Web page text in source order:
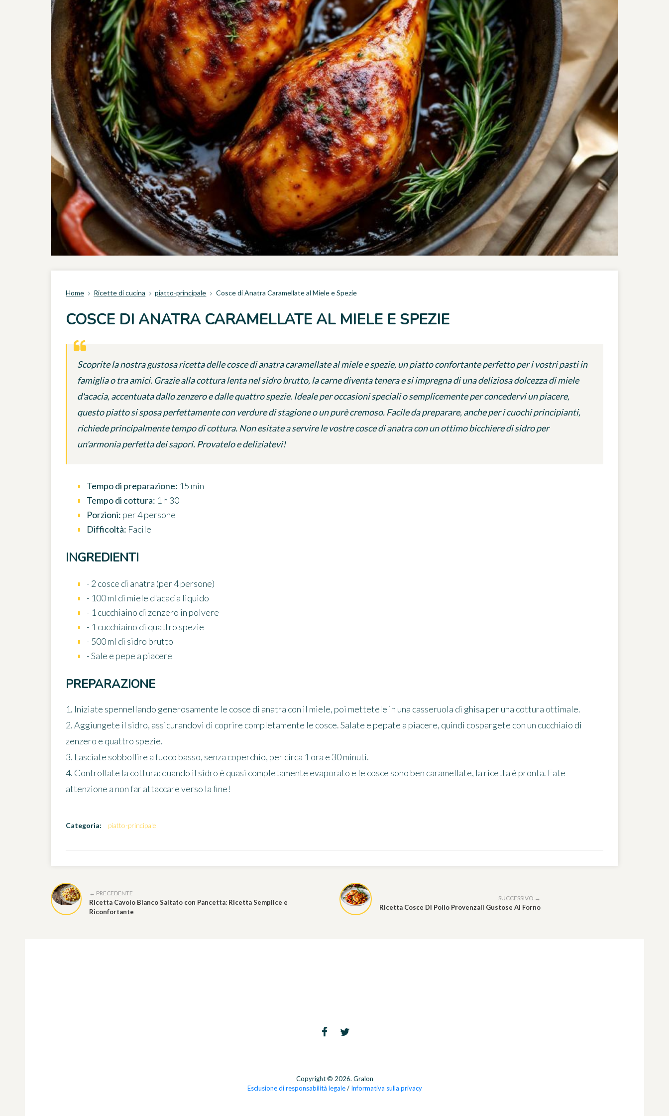
Home Ricette di cucina piatto-principale Cosce di Anatra Caramellate al Miele e Spezie
COSCE DI ANATRA CARAMELLATE AL MIELE E SPEZIE
Scoprite la nostra gustosa ricetta delle cosce di anatra caramellate al miele e spezie, un piatto confortante perfetto per i vostri pasti in
famiglia o tra amici. Grazie alla cottura lenta nel sidro brutto, la carne diventa tenera e si impregna di una deliziosa dolcezza di miele
d'acacia, accentuata dallo zenzero e dalle quattro spezie. Ideale per occasioni speciali o semplicemente per concedervi un piacere,
questo piatto si sposa perfettamente con verdure di stagione o un purè cremoso. Facile da preparare, anche per i cuochi principianti,
richiede principalmente tempo di cottura. Non esitate a servire le vostre cosce di anatra con un ottimo bicchiere di sidro per
un'armonia perfetta dei sapori. Provatelo e deliziatevi!
Tempo di preparazione: 15 min
Tempo di cottura: 1 h 30
Porzioni: per 4 persone
Difficoltà: Facile
INGREDIENTI
- 2 cosce di anatra (per 4 persone)
- 100 ml di miele d'acacia liquido
- 1 cucchiaino di zenzero in polvere
- 1 cucchiaino di quattro spezie
- 500 ml di sidro brutto
- Sale e pepe a piacere
PREPARAZIONE
1. Iniziate spennellando generosamente le cosce di anatra con il miele, poi mettetele in una casseruola di ghisa per una cottura ottimale.
2. Aggiungete il sidro, assicurandovi di coprire completamente le cosce. Salate e pepate a piacere, quindi cospargete con un cucchiaio di
zenzero e quattro spezie.
3. Lasciate sobbollire a fuoco basso, senza coperchio, per circa 1 ora e 30 minuti.
4. Controllate la cottura: quando il sidro è quasi completamente evaporato e le cosce sono ben caramellate, la ricetta è pronta. Fate
attenzione a non far attaccare verso la fine!
Categoria: piatto-principale
← PRECEDENTE
Ricetta Cavolo Bianco Saltato con Pancetta: Ricetta Semplice e
Riconfortante
SUCCESSIVO →
Ricetta Cosce Di Pollo Provenzali Gustose Al Forno
Copyright © 2026. Gralon
Esclusione di responsabilità legale/ Informativa sulla privacy